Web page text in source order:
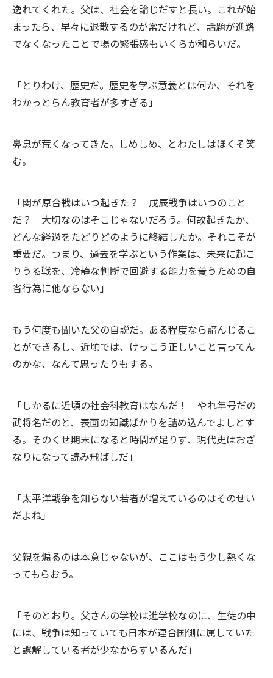
逸れてくれた。父は、社会を論じだすと長い。これが始
まったら、早々に退散するのが常だけれど、話題が進路
でなくなったことで場の緊張感もいくらか和らいだ。
「とりわけ、歴史だ。歴史を学ぶ意義とは何か、それを
わかっとらん教育者が多すぎる」
鼻息が荒くなってきた。しめしめ、とわたしはほくそ笑
む。
「関が原合戦はいつ起きた？ 戊辰戦争はいつのこと
だ？ 大切なのはそこじゃないだろう。何故起きたか、
どんな経過をたどりどのように終結したか。それこそが
重要だ。つまり、過去を学ぶという作業は、未来に起こ
りうる戦を、冷静な判断で回避する能力を養うための自
省行為に他ならない」
もう何度も聞いた父の自説だ。ある程度なら諳んじるこ
とができるし、近頃では、けっこう正しいこと言ってん
のかな、なんて思ったりもする。
「しかるに近頃の社会科教育はなんだ！ やれ年号だの
武将名だのと、表面の知識ばかりを詰め込んでよしとす
る。そのくせ期末になると時間が足りず、現代史はおざ
なりになって読み飛ばしだ」
「太平洋戦争を知らない若者が増えているのはそのせい
だよね」
父親を煽るのは本意じゃないが、ここはもう少し熱くな
ってもらおう。
「そのとおり。父さんの学校は進学校なのに、生徒の中
には、戦争は知っていても日本が連合国側に属していた
と誤解している者が少なからずいるんだ」